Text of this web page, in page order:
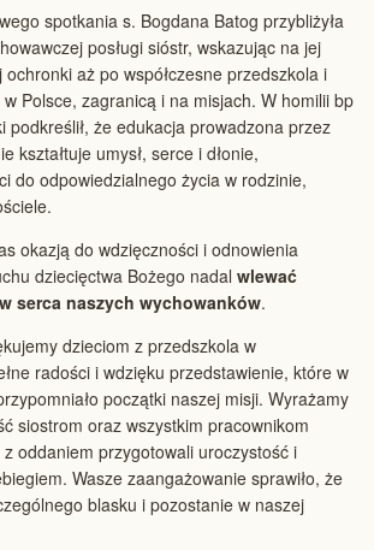
spotkania s. Bogdana Batog przybliżyła
posługi sióstr, wskazując na jej
aż po współczesne przedszkola i
w Polsce, zagranicą i na misjach. W homilii bp
podkreślił, że edukacja prowadzona przez
kształtuje umysł, serce i dłonie,
do odpowiedzialnego życia w rodzinie,
okazją do wdzięczności i odnowienia
dziecięctwa Bożego nadal wlewać
serca naszych wychowanków.
dzieciom z przedszkola w
radości i wdzięku przedstawienie, które w
początki naszej misji. Wyrażamy
siostrom oraz wszystkim pracownikom
oddaniem przygotowali uroczystość i
Wasze zaangażowanie sprawiło, że
blasku i pozostanie w naszej